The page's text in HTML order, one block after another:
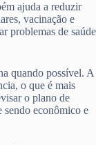
ajuda a reduzir
vacinação e
problemas de saúde
quando possível. A
o que é mais
o plano de
sendo econômico e